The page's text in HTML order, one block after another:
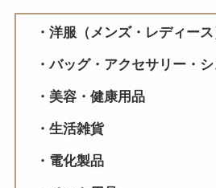
洋服（メンズ・レディース
バッグ・アクセサリー・
美容・健康用品
生活雑貨
電化製品